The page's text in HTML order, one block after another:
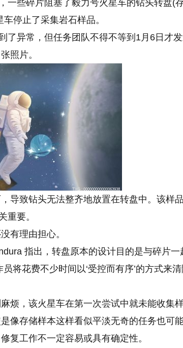
一些碎片阻塞了毅力号火星车的钻头转盘(
停止了采集岩石样品。
了异常，但任务团队不得不等到1月6日才
照片。
导致钻头无法整齐地放置在转盘中。该样
重要。
有理由担心。
指出，转盘原本的设计目的是与碎片一
将花费不少时间以‘受控而有序’的方式来
烦，该火星车在第一次尝试中就未能收集样
像存储样本这样看似平淡无奇的任务也可
复工作不一定容易或具有确定性。